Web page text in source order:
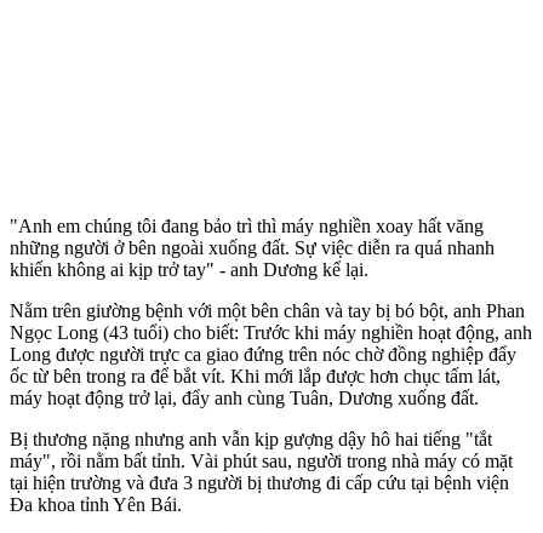
"Anh em chúng tôi đang bảo trì thì máy nghiền xoay hất văng
những người ở bên ngoài xuống đất. Sự việc diễn ra quá nhanh
khiến không ai kịp trở tay" - anh Dương kể lại.
Nằm trên giường bệnh với một bên chân và tay bị bó bột, anh Phan
Ngọc Long (43 tuổi) cho biết: Trước khi máy nghiền hoạt động, anh
Long được người trực ca giao đứng trên nóc chờ đồng nghiệp đẩy
ốc từ bên trong ra để bắt vít. Khi mới lắp được hơn chục tấm lát,
máy hoạt động trở lại, đẩy anh cùng Tuân, Dương xuống đất.
Bị thương nặng nhưng anh vẫn kịp gượng dậy hô hai tiếng "tắt
máy", rồi nằm bất tỉnh. Vài phút sau, người trong nhà máy có mặt
tại hiện trường và đưa 3 người bị thương đi cấp cứu tại bệnh viện
Đa khoa tỉnh Yên Bái.